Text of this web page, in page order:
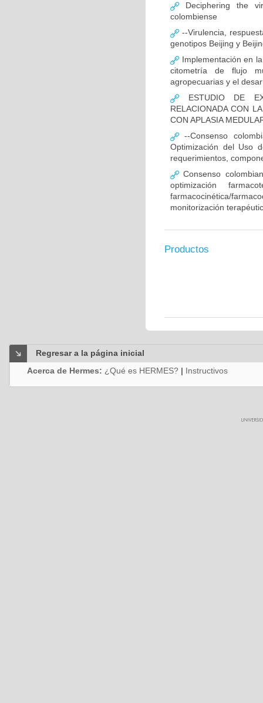
Deciphering the
colombiense
--Virulencia,
genotipos Beijing y
Implementación en
citometría de flujo
agropecuarias y el
ESTUDIO DE
RELACIONADA CON
CON APLASIA
--Consenso
Optimización del Uso
requerimientos,
Consenso
optimización
farmacocinética/
monitorización
Productos
Regresar a la página inicial
Acerca de Hermes: ¿Qué es HERMES? | Instructivos